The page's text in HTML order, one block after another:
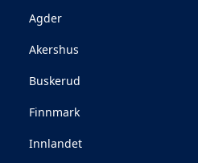
Agder
Akershus
Buskerud
Finnmark
Innlandet